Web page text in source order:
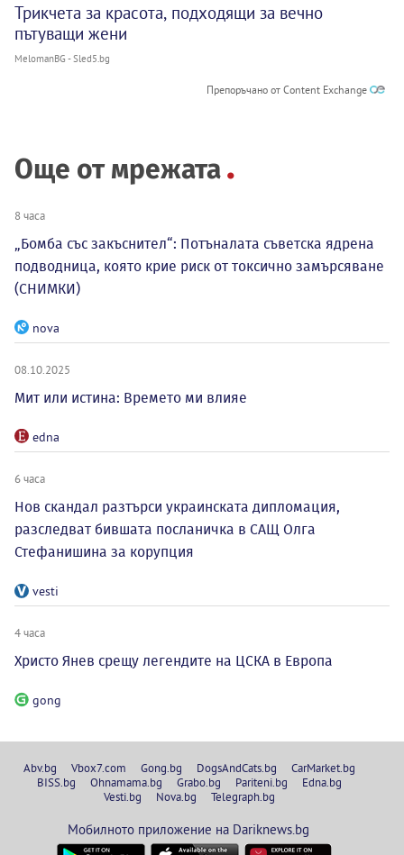
Трикчета за красота, подходящи за вечно
пътуващи жени
MelomanBG - Sled5.bg
Препоръчано от Content Exchange
Още от мрежата
8 часа
„Бомба със закъснител“: Потъналата съветска ядрена
подводница, която крие риск от токсично замърсяване
(СНИМКИ)
nova
08.10.2025
Мит или истина: Времето ми влияе
edna
6 часа
Нов скандал разтърси украинската дипломация,
разследват бившата посланичка в САЩ Олга
Стефанишина за корупция
vesti
4 часа
Христо Янев срещу легендите на ЦСКА в Европа
gong
Abv.bg Vbox7.com Gong.bg DogsAndCats.bg
CarMarket.bg
BISS.bg
Ohnamama.bg Grabo.bg Pariteni.bg
Edna.bg
Vesti.bg
Nova.bg Telegraph.bg
Мобилното приложение на Dariknews.bg